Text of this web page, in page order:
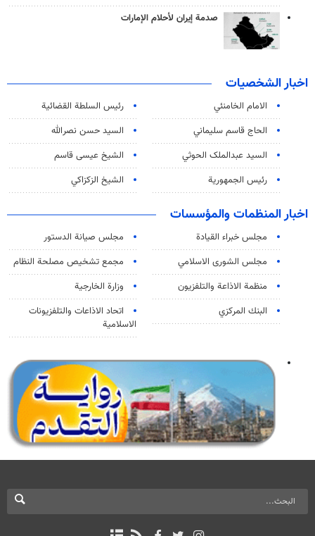
صدمة إيران لأحلام الإمارات
اخبار الشخصيات
الامام الخامنئي
رئیس السلطة القضائیة
الحاج قاسم سليماني
السيد حسن نصرالله
السید عبدالملک الحوثي
الشيخ عيسى قاسم
رئيس الجمهورية
الشيخ الزكزاكي
اخبار المنظمات والمؤسسات
مجلس خبراء القيادة
مجلس صيانة الدستور
مجلس الشورى الاسلامي
مجمع تشخيص مصلحة النظام
منظمة الاذاعة والتلفزیون
وزارة الخارجية
البنك المركزي
اتحاد الاذاعات والتلفزيونات
الاسلامية